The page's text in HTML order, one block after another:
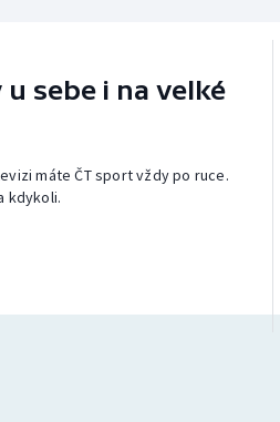
sebe i na velké
máte ČT sport vždy po ruce.
kdykoli.